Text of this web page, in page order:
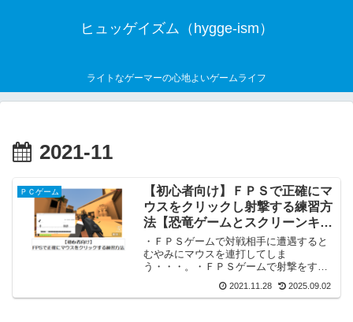
ヒュッゲイズム（hygge-ism）
ライトなゲーマーの心地よいゲームライフ
2021-11
ＰＣゲーム
【初心者向け】ＦＰＳで正確にマ
ウスをクリックし射撃する練習方
法【恐竜ゲームとスクリーンキー
ボードを使用】
・ＦＰＳゲームで対戦相手に遭遇すると
むやみにマウスを連打してしま
う・・・。・ＦＰＳゲームで射撃をする
ときにマウスを握る手に力が入ってしま
う。・ＦＰＳではもう少し冷静に射撃で
2021.11.28 2025.09.02